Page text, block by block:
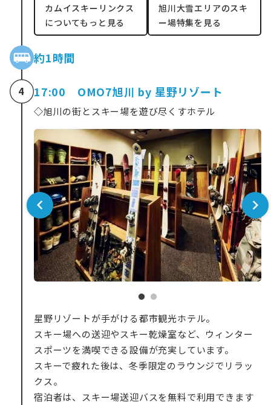
カムイスキーリンクス
についてもっと見る
旭川大雪エリアのスキ
ー場特集を見る
約1時間
4 17:00 OMO7旭川 by 星野リゾート
◇旭川の街とスキー場を遊び尽くすホテル
星野リゾートが手がける都市観光ホテル。
スキー場への送迎やスキー乾燥室など、ウィンター
スポーツを満喫できる設備が充実しています。
スキーで疲れた後は、冬季限定のラウンジでリラッ
クス。
宿泊者は、スキー場送迎バスを無料で利用できます